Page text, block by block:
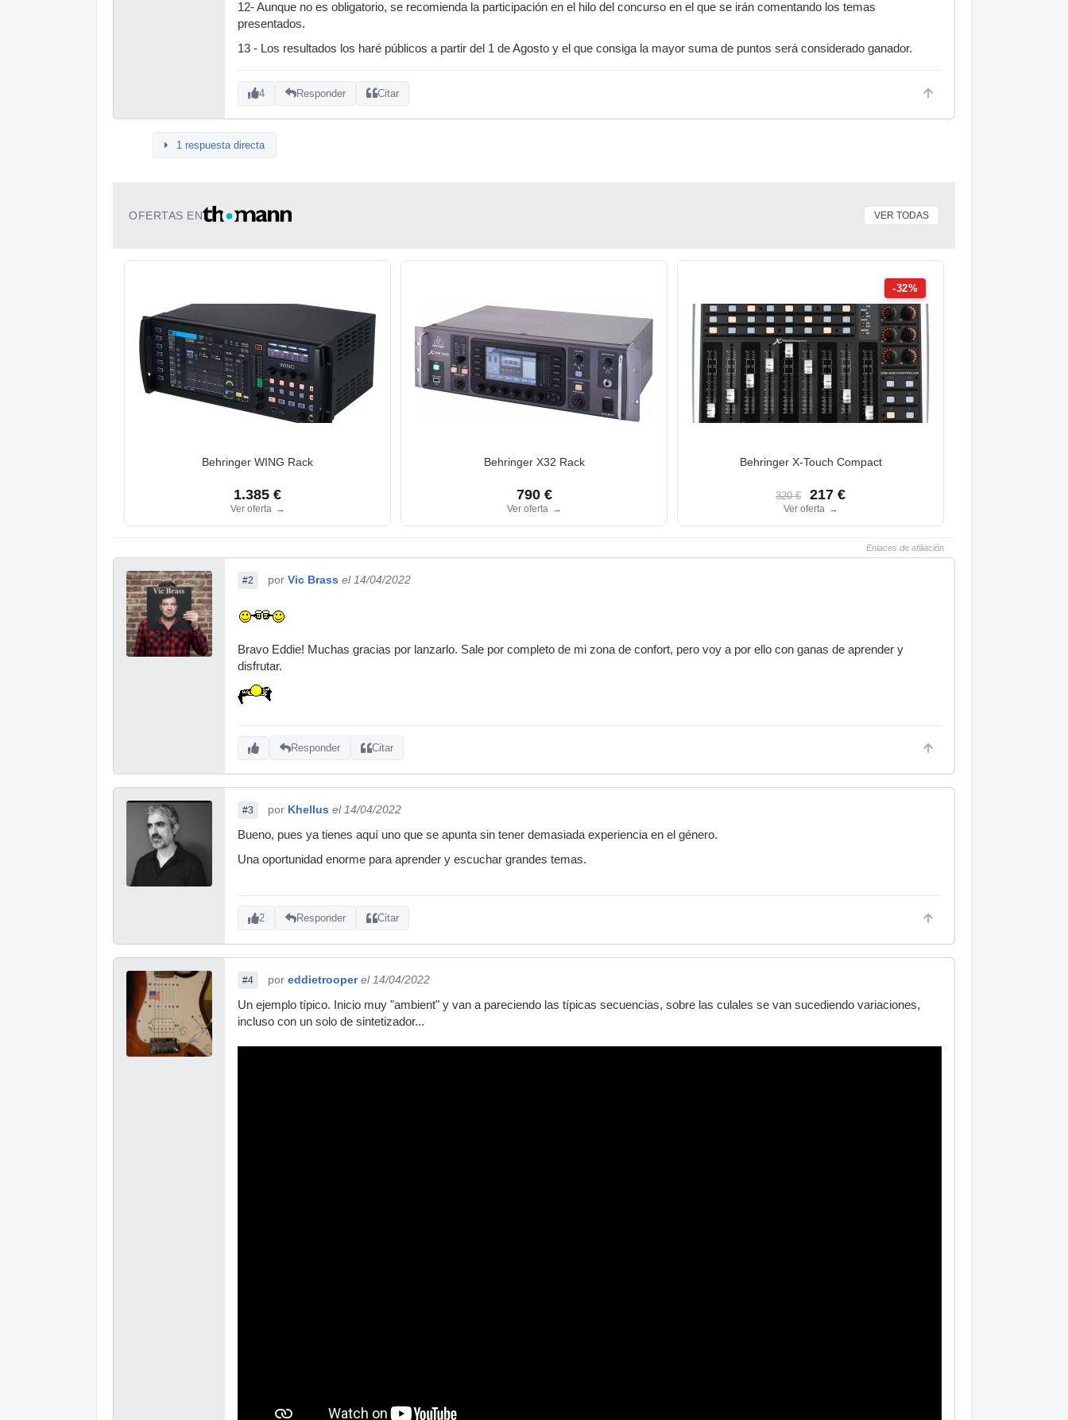
12- Aunque no es obligatorio, se recomienda la participación en el hilo del concurso en el que se irán comentando los temas
presentados.
13 - Los resultados los haré públicos a partir del 1 de Agosto y el que consiga la mayor suma de puntos será considerado ganador.
4 Responder Citar
1 respuesta directa
OFERTAS EN VER TODAS
Behringer WING Rack
1.385 €
Ver oferta →
Behringer X32 Rack
790 €
Ver oferta →
-32%
Behringer X-Touch Compact
320 € 217 €
Ver oferta →
Enlaces de afiliación
#2 por Vic Brass el 14/04/2022
Bravo Eddie! Muchas gracias por lanzarlo. Sale por completo de mi zona de confort, pero voy a por ello con ganas de aprender y
disfrutar.
Responder Citar
#3 por Khellus el 14/04/2022
Bueno, pues ya tienes aquí uno que se apunta sin tener demasiada experiencia en el género.
Una oportunidad enorme para aprender y escuchar grandes temas.
2 Responder Citar
#4 por eddietrooper el 14/04/2022
Un ejemplo típico. Inicio muy "ambient" y van a pareciendo las típicas secuencias, sobre las culales se van sucediendo variaciones,
incluso con un solo de sintetizador...